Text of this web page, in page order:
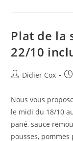
Plat de la
22/10
Didier Cox
Nous vous
le midi du 18/10
pané, sauce
pousses,